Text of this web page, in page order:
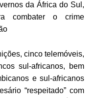
da África do Sul,
combater o crime
cinco telemóveis,
sul-africanos, bem
e sul-africanos
“respeitado” com